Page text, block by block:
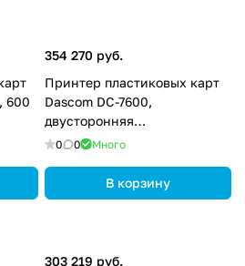
600
354 270 руб.
Принтер пластиковых карт
Dascom DC-7600,
двусторонняя
ретрансферная печать, 600
232, 28.896.0246
0 0 Много
В корзину
303 219 руб.